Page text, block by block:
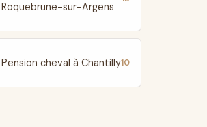
Roquebrune-sur-Argens
Pension cheval à Chantilly10